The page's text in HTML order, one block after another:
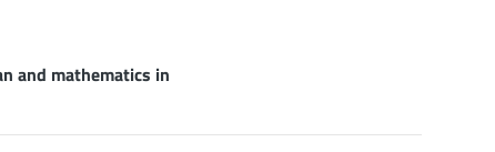
and mathematics in